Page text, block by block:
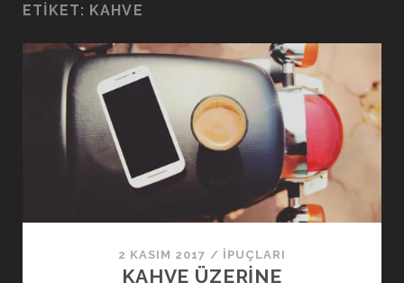
NORDKAPP
ETIKET: KAHVE
2 KASIM 2017 / İPUÇLARI
KAHVE ÜZERINE